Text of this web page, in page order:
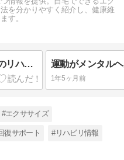
を分かりやすく紹介し、健康維
す。
両変形性膝関節症（外反変形）のリハビリテーション
1年5ヶ月前
#エクササイズ
復サポート #リハビリ情報